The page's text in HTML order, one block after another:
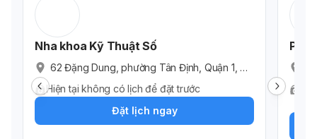
Nha khoa Kỹ Thuật Số
62 Đặng Dung, phường Tân Định, Quận 1, Th
ành phố Hồ Chí Minh, Vietnam
Hiện tại không có lịch để đặt trước
Đặt lịch ngay